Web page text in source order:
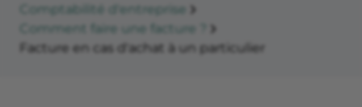
Comptabilité d'entreprise
Comment faire une facture ?
Facture en cas d'achat à un particulier